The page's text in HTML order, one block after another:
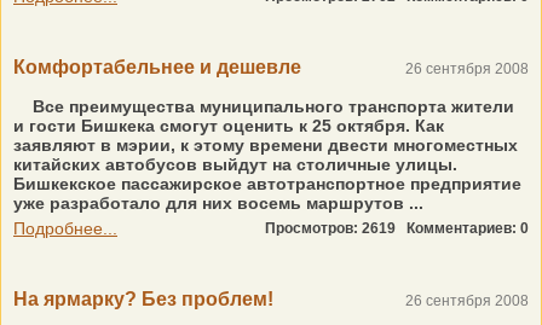
Комфортабельнее и дешевле 26 сентября 2008
Все преимущества муниципального транспорта жители
и гости Бишкека смогут оценить к 25 октября. Как
заявляют в мэрии, к этому времени двести многоместных
китайских автобусов выйдут на столичные улицы.
Бишкекское пассажирское автотранспортное предприятие
уже разработало для них восемь маршрутов ...
Подробнее...
Просмотров: 2619 Комментариев: 0
На ярмарку? Без проблем! 26 сентября 2008